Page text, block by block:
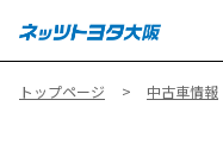
トップページ 中古車情報